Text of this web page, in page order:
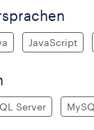
JavaScript
Server